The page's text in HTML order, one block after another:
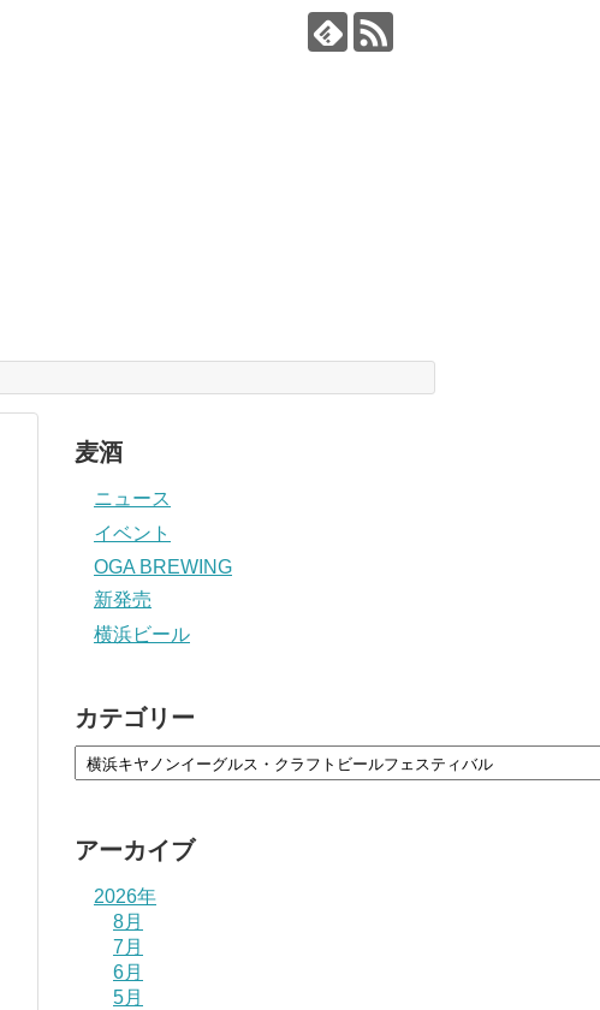
麦酒
ニュース
イベント
OGA BREWING
新発売
横浜ビール
カテゴリー
アーカイブ
2026年
8月
7月
6月
5月